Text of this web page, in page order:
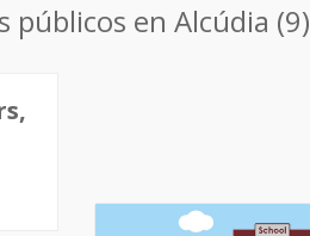
públicos en Alcúdia (9)